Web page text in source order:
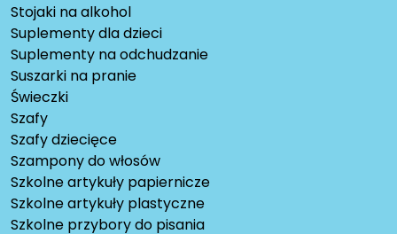
Stojaki na alkohol
Suplementy dla dzieci
Suplementy na odchudzanie
Suszarki na pranie
Świeczki
Szafy
Szafy dziecięce
Szampony do włosów
Szkolne artykuły papiernicze
Szkolne artykuły plastyczne
Szkolne przybory do pisania